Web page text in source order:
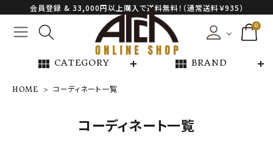
会員登録 & 33,000円以上購入で送料無料！（通常送料￥935）
0
view_module CATEGORY view_module BRAND
NEW ARRIVAL
HOME コーディネート一覧
コーディネート一覧